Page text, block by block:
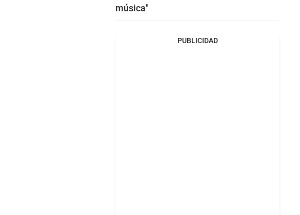
música"
PUBLICIDAD